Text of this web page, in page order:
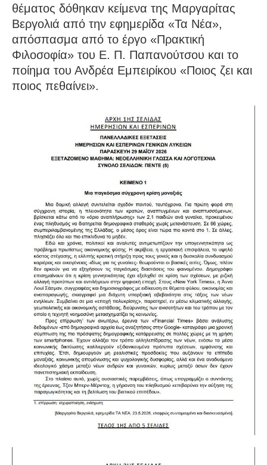
θέματος δόθηκαν κείμενα της Μαργαρίτας
Βεργολιά από την εφημερίδα «Τα Νέα»,
απόσπασμα από το έργο «Πρακτική
Φιλοσοφία» του Ε. Π. Παπανούτσου και το
ποίημα του Ανδρέα Εμπειρίκου «Ποιος ζει και
ποιος πεθαίνει».